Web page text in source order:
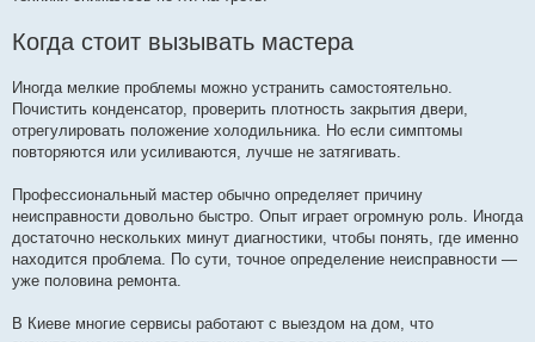
Когда стоит вызывать мастера
Иногда мелкие проблемы можно устранить самостоятельно.
Почистить конденсатор, проверить плотность закрытия двери,
отрегулировать положение холодильника. Но если симптомы
повторяются или усиливаются, лучше не затягивать.
Профессиональный мастер обычно определяет причину
неисправности довольно быстро. Опыт играет огромную роль. Иногда
достаточно нескольких минут диагностики, чтобы понять, где именно
находится проблема. По сути, точное определение неисправности —
уже половина ремонта.
В Киеве многие сервисы работают с выездом на дом, что